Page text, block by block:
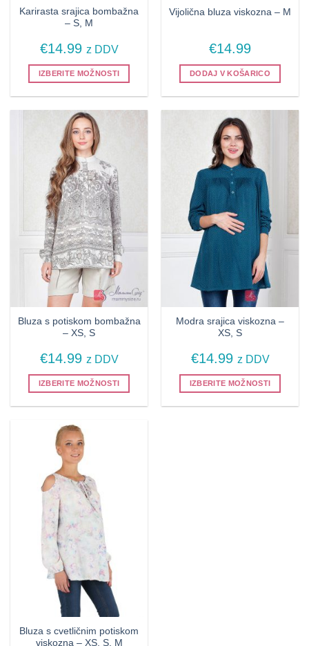
Karirasta srajica bombažna
– S, M
€14.99 z DDV
IZBERITE MOŽNOSTI
ima
več
različic.
Možnosti
lahko
izberete
na
strani
izdelka
Vijolična bluza viskozna – M
€14.99
DODAJ V KOŠARICO
Bluza s potiskom bombažna
– XS, S
€14.99 z DDV
IZBERITE MOŽNOSTI
ima
več
različic.
Možnosti
lahko
izberete
na
strani
izdelka
Modra srajica viskozna –
XS, S
€14.99 z DDV
IZBERITE MOŽNOSTI
Bluza s cvetličnim potiskom
viskozna – XS, S, M